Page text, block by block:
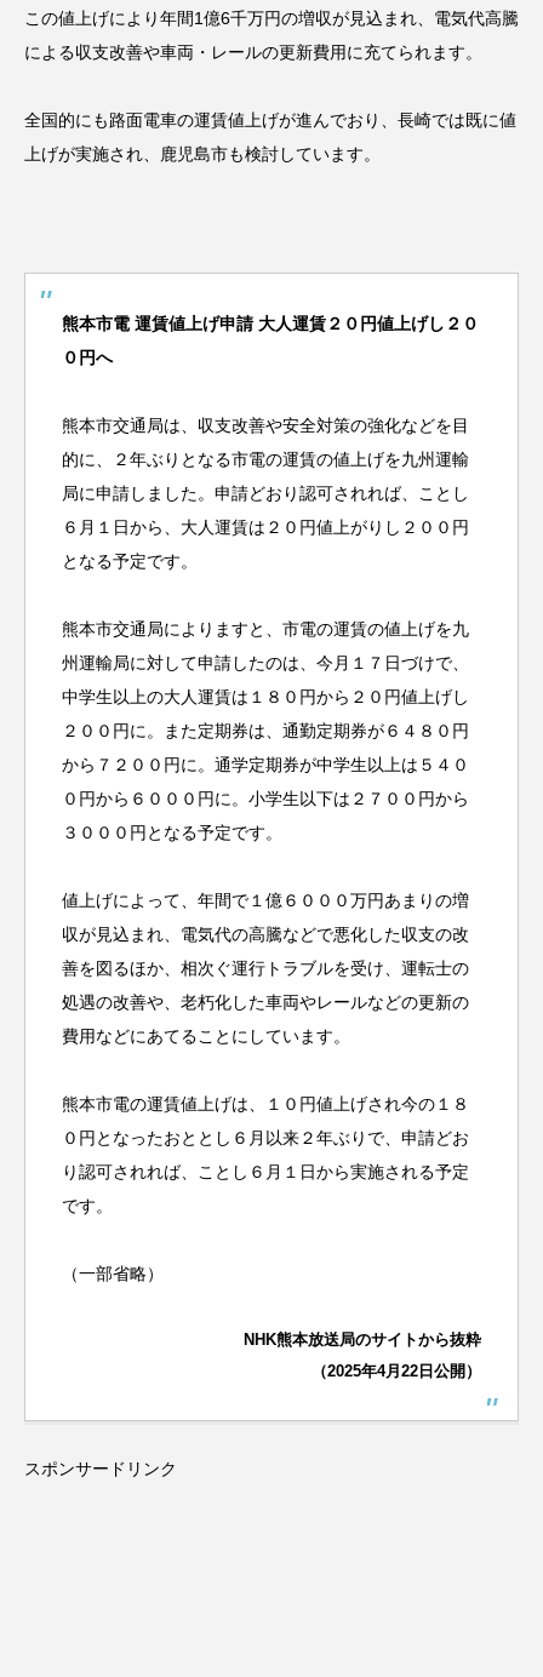
この値上げにより年間1億6千万円の増収が見込まれ、電気代高騰
による収支改善や車両・レールの更新費用に充てられます。
全国的にも路面電車の運賃値上げが進んでおり、長崎では既に値
上げが実施され、鹿児島市も検討しています。
熊本市電 運賃値上げ申請 大人運賃２０円値上げし２０
０円へ
熊本市交通局は、収支改善や安全対策の強化などを目
的に、２年ぶりとなる市電の運賃の値上げを九州運輸
局に申請しました。申請どおり認可されれば、ことし
６月１日から、大人運賃は２０円値上がりし２００円
となる予定です。
熊本市交通局によりますと、市電の運賃の値上げを九
州運輸局に対して申請したのは、今月１７日づけで、
中学生以上の大人運賃は１８０円から２０円値上げし
２００円に。また定期券は、通勤定期券が６４８０円
から７２００円に。通学定期券が中学生以上は５４０
０円から６０００円に。小学生以下は２７００円から
３０００円となる予定です。
値上げによって、年間で１億６０００万円あまりの増
収が見込まれ、電気代の高騰などで悪化した収支の改
善を図るほか、相次ぐ運行トラブルを受け、運転士の
処遇の改善や、老朽化した車両やレールなどの更新の
費用などにあてることにしています。
熊本市電の運賃値上げは、１０円値上げされ今の１８
０円となったおととし６月以来２年ぶりで、申請どお
り認可されれば、ことし６月１日から実施される予定
です。
（一部省略）
NHK熊本放送局のサイトから抜粋
（2025年4月22日公開）
スポンサードリンク